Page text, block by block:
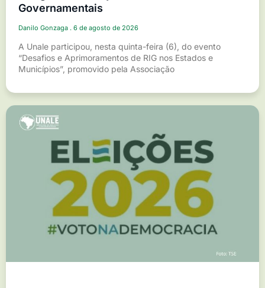
Governamentais
Danilo Gonzaga 6 de agosto de 2026
A Unale participou, nesta quinta-feira (6), do evento
“Desafios e Aprimoramentos de RIG nos Estados e
Municípios”, promovido pela Associação